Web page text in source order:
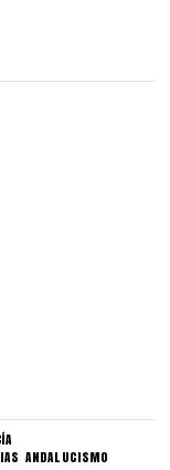
ANDALUCISMO